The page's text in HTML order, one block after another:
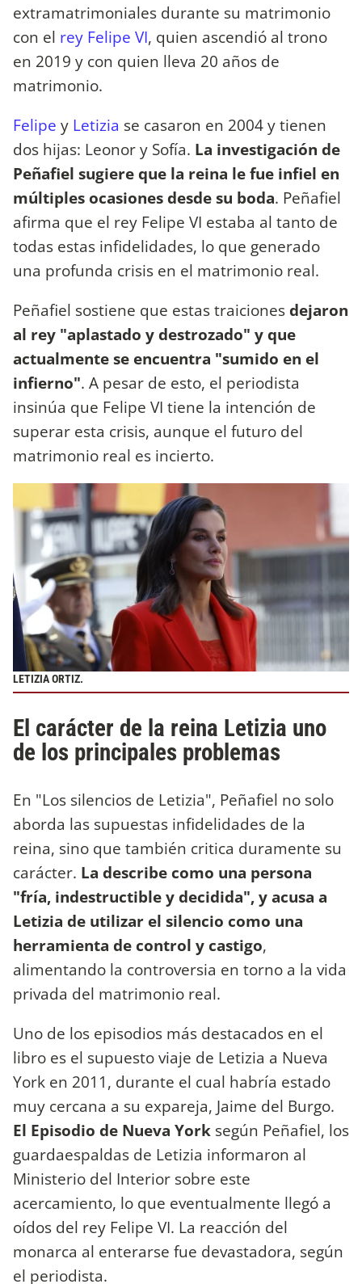
extramatrimoniales durante su matrimonio
con el rey Felipe VI, quien ascendió al trono
en 2019 y con quien lleva 20 años de
matrimonio.
Felipe y Letizia se casaron en 2004 y tienen
dos hijas: Leonor y Sofía. La investigación de
Peñafiel sugiere que la reina le fue infiel en
múltiples ocasiones desde su boda. Peñafiel
afirma que el rey Felipe VI estaba al tanto de
todas estas infidelidades, lo que generado
una profunda crisis en el matrimonio real.
Peñafiel sostiene que estas traicionesdejaron
al rey "aplastado y destrozado" y que
actualmente se encuentra "sumido en el
infierno". A pesar de esto, el periodista
insinúa que Felipe VI tiene la intención de
superar esta crisis, aunque el futuro del
matrimonio real es incierto.
LETIZIA ORTIZ.
El carácter de la reina Letizia uno
de los principales problemas
En "Los silencios de Letizia", Peñafiel no solo
aborda las supuestas infidelidades de la
reina, sino que también critica duramente su
carácter. La describe como una persona
"fría, indestructible y decidida", y acusa a
Letizia de utilizar el silencio como una
herramienta de control y castigo,
alimentando la controversia en torno a la vida
privada del matrimonio real.
Uno de los episodios más destacados en el
libro es el supuesto viaje de Letizia a Nueva
York en 2011, durante el cual habría estado
muy cercana a su expareja, Jaime del Burgo.
El Episodio de Nueva York según Peñafiel, los
guardaespaldas de Letizia informaron al
Ministerio del Interior sobre este
acercamiento, lo que eventualmente llegó a
oídos del rey Felipe VI. La reacción del
monarca al enterarse fue devastadora, según
el periodista.